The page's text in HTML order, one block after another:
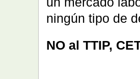
ningún tipo de
NO al TTIP,